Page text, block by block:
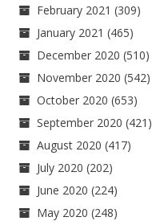
February 2021 (309)
January 2021 (465)
December 2020 (510)
November 2020 (542)
October 2020 (653)
September 2020 (421)
August 2020 (417)
July 2020 (202)
June 2020 (224)
May 2020 (248)